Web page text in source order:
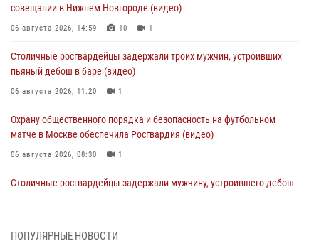
совещании в Нижнем Новгороде (видео)
06 августа 2026, 14:59 10 1
Столичные росгвардейцы задержали троих мужчин, устроивших
пьяный дебош в баре (видео)
06 августа 2026, 11:20 1
Охрану общественного порядка и безопасность на футбольном
матче в Москве обеспечила Росгвардия (видео)
06 августа 2026, 08:30 1
Столичные росгвардейцы задержали мужчину, устроившего дебош
ПОПУЛЯРНЫЕ НОВОСТИ